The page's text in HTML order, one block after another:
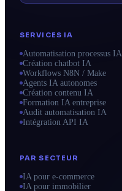
SERVICES IA
Automatisation processus IA
Création chatbot IA
Workflows N8N / Make
Agents IA autonomes
Création contenu IA
Formation IA entreprise
Audit automatisation IA
Intégration API IA
PAR SECTEUR
IA pour e-commerce
IA pour immobilier